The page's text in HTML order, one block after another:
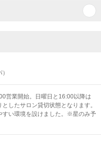
営業開始。日曜日と16:00以降は
したサロン貸切状態となります。
すい環境を設けました。※星のみ予